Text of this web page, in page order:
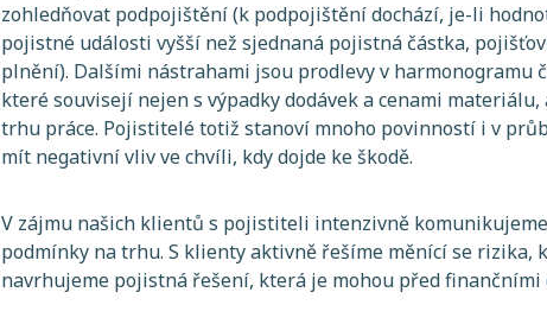
zohledňovat podpojištění (k podpojištění dochází, je-li
pojistné události vyšší než sjednaná pojistná částka,
plnění). Dalšími nástrahami jsou prodlevy v harmonogramu
které souvisejí nejen s výpadky dodávek a cenami
trhu práce. Pojistitelé totiž stanoví mnoho povinností i v
mít negativní vliv ve chvíli, kdy dojde ke škodě.
V zájmu našich klientů s pojistiteli intenzivně
podmínky na trhu. S klienty aktivně řešíme měnící se
navrhujeme pojistná řešení, která je mohou před